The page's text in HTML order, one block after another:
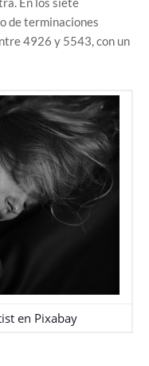
de terminaciones
4926 y 5543, con un
en Pixabay